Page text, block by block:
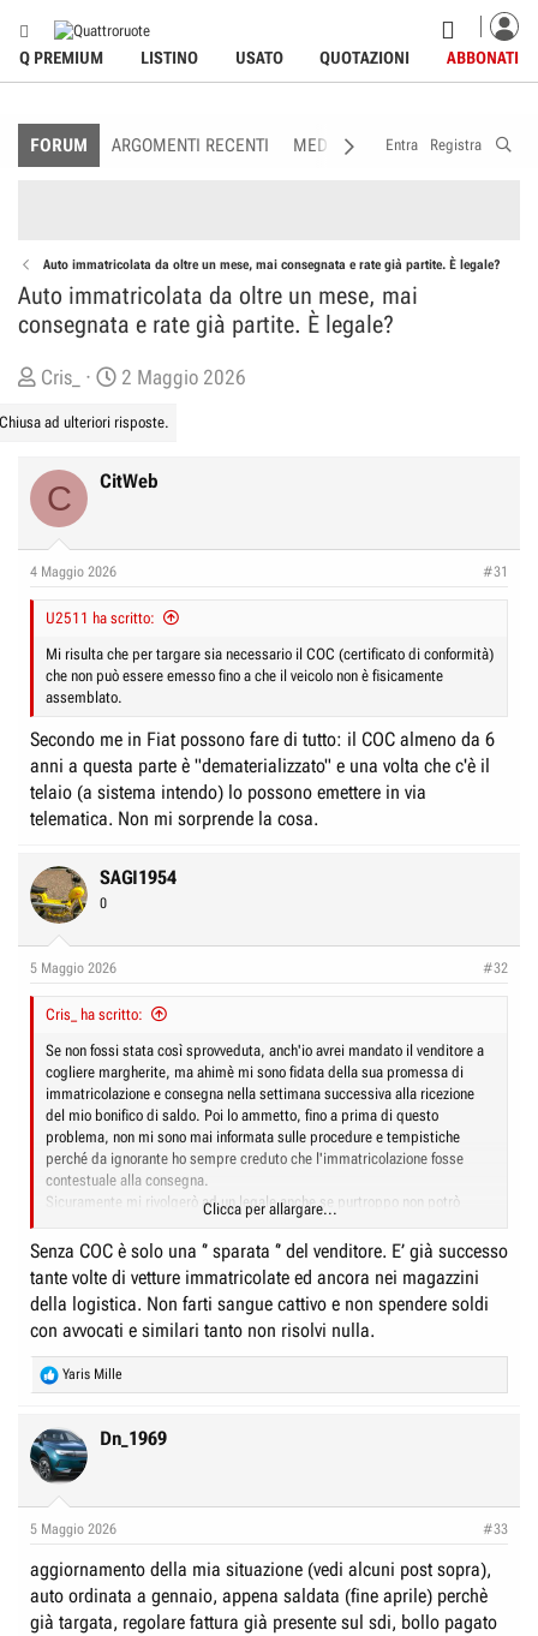
Q PREMIUM LISTINO USATO QUOTAZIONI ABBONATI
FORUM ARGOMENTI RECENTI MEDIA MEMBRI
Entra Registra
Auto immatricolata da oltre un mese, mai consegnata e rate già partite. È legale?
Auto immatricolata da oltre un mese, mai
consegnata e rate già partite. È legale?
C
e
o
r
e
D
s
c
s
s
i
n
e
Cris_
D
t
d
I
i
2 Maggio 2026
ad ulteriori risposte.
C CitWeb
4 Maggio 2026 #31
U2511 ha scritto:
Mi risulta che per targare sia necessario il COC (certificato di conformità)
che non può essere emesso fino a che il veicolo non è fisicamente
assemblato.
Secondo me in Fiat possono fare di tutto: il COC almeno da 6
anni a questa parte è "dematerializzato" e una volta che c'è il
telaio (a sistema intendo) lo possono emettere in via
telematica. Non mi sorprende la cosa.
SAGI1954
0
5 Maggio 2026 #32
Cris_ ha scritto:
Se non fossi stata così sprovveduta, anch'io avrei mandato il venditore a
cogliere margherite, ma ahimè mi sono fidata della sua promessa di
immatricolazione e consegna nella settimana successiva alla ricezione
del mio bonifico di saldo. Poi lo ammetto, fino a prima di questo
problema, non mi sono mai informata sulle procedure e tempistiche
perché da ignorante ho sempre creduto che l'immatricolazione fosse
contestuale alla consegna.
Sicuramente mi rivolgerò ad un legale anche se purtroppo non potrò
dimostrare tutto...(l'immatricolazione senza COC è stata un'ammissione
verbale) è la mia parola contro la loro.
Clicca per allargare...
Senza COC è solo una ‘’ sparata ‘’ del venditore. E’ già successo
tante volte di vetture immatricolate ed ancora nei magazzini
della logistica. Non farti sangue cattivo e non spendere soldi
con avvocati e similari tanto non risolvi nulla.
R
e
c
t
i
s
Yaris Mille
Dn_1969
5 Maggio 2026 #33
aggiornamento della mia situazione (vedi alcuni post sopra),
auto ordinata a gennaio, appena saldata (fine aprile) perchè
già targata, regolare fattura già presente sul sdi, bollo pagato